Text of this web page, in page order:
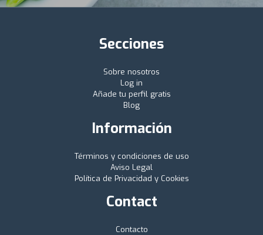
Secciones
Sobre nosotros
Log in
Añade tu perfil gratis
Blog
Información
Términos y condiciones de uso
Aviso Legal
Política de Privacidad y Cookies
Contact
Contacto